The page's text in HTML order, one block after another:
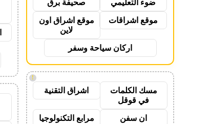
ضوء التعليمي صحيفة برق
موقع اشراقات
موقع اشراق اون
لاين
اركان سياحة وسفر
!
مسك الكلمات
في قوقل
اشراق التقنية
ان سفن مرابع التكنولوجيا